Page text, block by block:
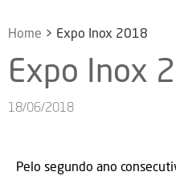
Home > Expo Inox 2018
Expo Inox
18/06/2018
Pelo segundo ano